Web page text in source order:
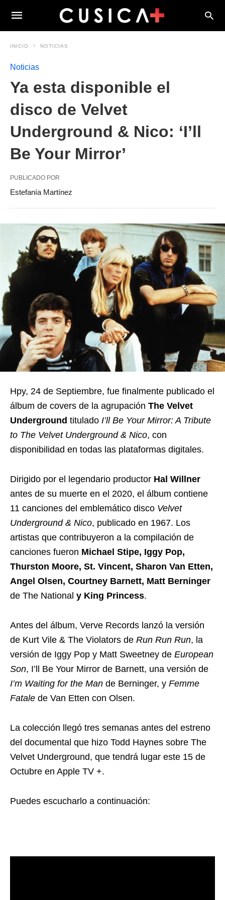
INICIO NOTICIAS
Noticias
Ya esta disponible el
disco de Velvet
Underground & Nico: ‘I’ll
Be Your Mirror’
PUBLICADO POR
Estefanía Martínez
Hpy, 24 de Septiembre, fue finalmente publicado el
álbum de covers de la agrupación The Velvet
Underground titulado I’ll Be Your Mirror: A Tribute
to The Velvet Underground & Nico, con
disponibilidad en todas las plataformas digitales.
Dirigido por el legendario productor Hal Willner
antes de su muerte en el 2020, el álbum contiene
11 canciones del emblemático disco Velvet
Underground & Nico, publicado en 1967. Los
artistas que contribuyeron a la compilación de
canciones fueron Michael Stipe, Iggy Pop,
Thurston Moore, St. Vincent, Sharon Van Etten,
Angel Olsen, Courtney Barnett, Matt Berninger
de The National y King Princess.
Antes del álbum, Verve Records lanzó la versión
de Kurt Vile & The Violators de Run Run Run, la
versión de Iggy Pop y Matt Sweetney de European
Son, I’ll Be Your Mirror de Barnett, una versión de
I’m Waiting for the Man de Berninger, y Femme
Fatale de Van Etten con Olsen.
La colección llegó tres semanas antes del estreno
del documental que hizo Todd Haynes sobre The
Velvet Underground, que tendrá lugar este 15 de
Octubre en Apple TV +.
Puedes escucharlo a continuación: